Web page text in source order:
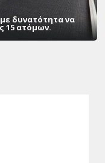
δυνατότητα να
15 ατόμων.